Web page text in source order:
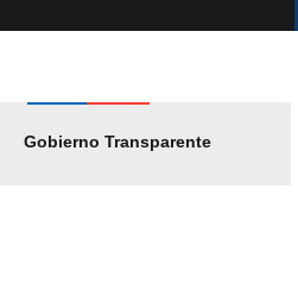
Gobierno Transparente